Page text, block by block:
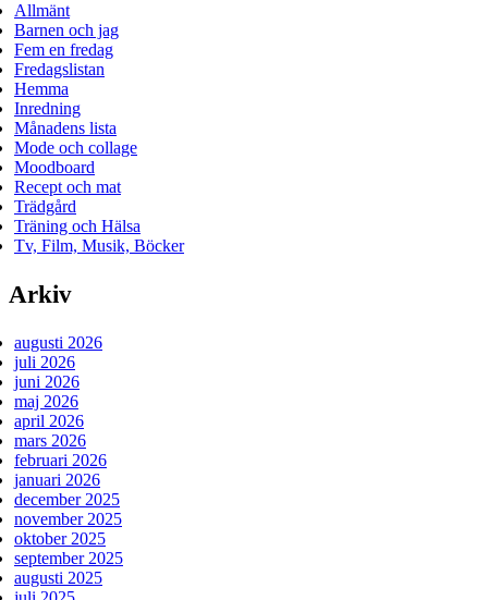
Allmänt
Barnen och jag
Fem en fredag
Fredagslistan
Hemma
Inredning
Månadens lista
Mode och collage
Moodboard
Recept och mat
Trädgård
Träning och Hälsa
Tv, Film, Musik, Böcker
Arkiv
augusti 2026
juli 2026
juni 2026
maj 2026
april 2026
mars 2026
februari 2026
januari 2026
december 2025
november 2025
oktober 2025
september 2025
augusti 2025